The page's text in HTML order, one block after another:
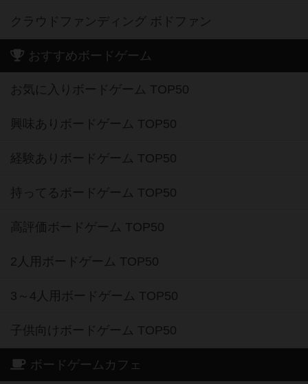
クラウドファンディング ボドファン
おすすめボードゲーム
お気に入りボードゲーム TOP50
興味ありボードゲーム TOP50
経験ありボードゲーム TOP50
持ってるボードゲーム TOP50
高評価ボードゲーム TOP50
2人用ボードゲーム TOP50
3～4人用ボードゲーム TOP50
子供向けボードゲーム TOP50
ボードゲームカフェ